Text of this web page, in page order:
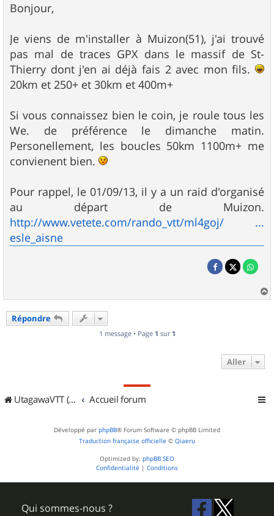
s
s
g
e
Bonjour,
Je viens de m'installer à Muizon(51), j'ai trouvé
pas mal de traces GPX dans le massif de St-
Thierry dont j'en ai déjà fais 2 avec mon fils.
20km et 250+ et 30km et 400m+
Si vous connaissez bien le coin, je roule tous les
We. de préférence le dimanche matin.
Personellement, les boucles 50km 1100m+ me
convienent bien.
Pour rappel, le 01/09/13, il y a un raid d'organisé
au départ de Muizon.
http://www.vetete.com/rando_vtt/ml4goj/ ...
esle_aisne
a
Répondre
1 message • Page 1 sur 1
Aller
UtagawaVTT (Randos VTT et VTTAE avec traces GPS) Accueil forum
Développé par phpBB® Forum Software © phpBB Limited
Traduction française officielle © Qiaeru
Optimized by: phpBB SEO
Confidentialité | Conditions
Qui sommes-nous ?